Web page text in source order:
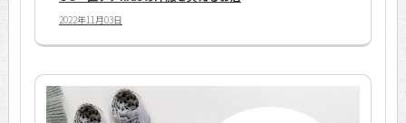
2022年11月03日